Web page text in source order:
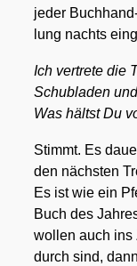
jeder
lung nachts
Ich ver­tre­te die
Schub­la­den
Was hältst Du
Stimmt. Es
den nächs­ten
Es ist wie ein
Buch des
wol­len auch ins
durch sind,